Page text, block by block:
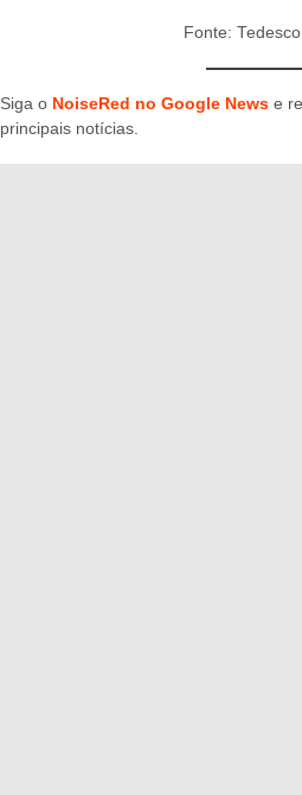
Fonte:
Siga o NoiseRed no Google News e
principais notícias.